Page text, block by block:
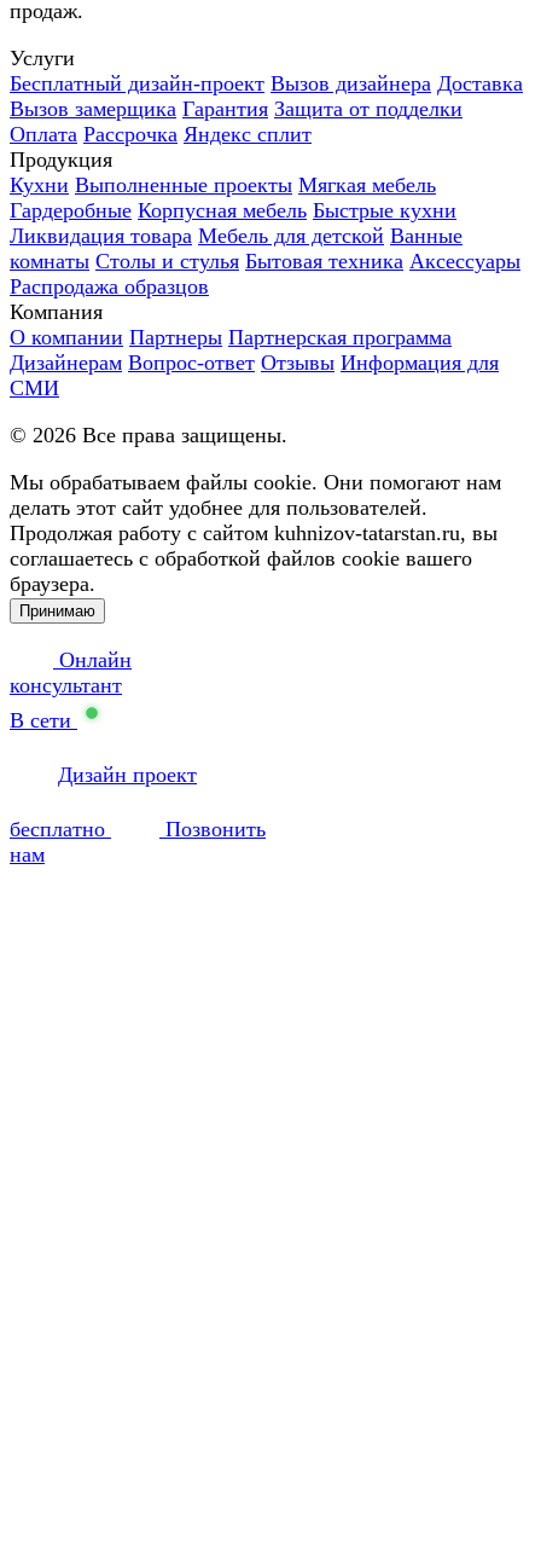
продаж.
Услуги
Бесплатный дизайн-проект Вызов дизайнера Доставка
Вызов замерщика Гарантия Защита от подделки
Оплата Рассрочка Яндекс сплит
Продукция
Кухни Выполненные проекты Мягкая мебель
Гардеробные Корпусная мебель Быстрые кухни
Ликвидация товара Мебель для детской Ванные
комнаты Столы и стулья Бытовая техника Аксессуары
Распродажа образцов
Компания
О компании Партнеры Партнерская программа
Дизайнерам Вопрос-ответ Отзывы Информация для
СМИ
© 2026 Все права защищены.
Мы обрабатываем файлы cookie. Они помогают нам
делать этот сайт удобнее для пользователей.
Продолжая работу с сайтом kuhnizov-tatarstan.ru, вы
соглашаетесь с обработкой файлов cookie вашего
браузера.
Принимаю
Онлайн
консультант
В сети
Дизайн проект
бесплатно
Позвонить
нам